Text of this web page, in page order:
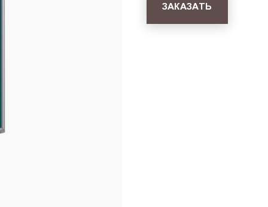
ЗАКАЗАТЬ